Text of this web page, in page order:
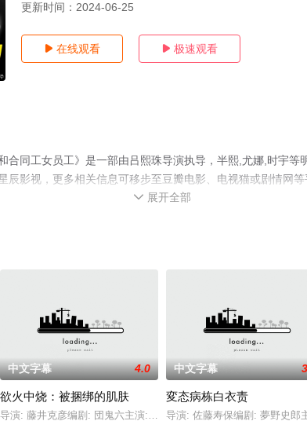
更新时间： 2024-06-25
 在线观看  极速观看
合同工女员工》是一部由吕熙珠导演执导，半熙,尤娜,时宇等
辰影视，更多相关信息可移步至豆瓣电影、电视猫或剧情网等
 展开全部
韩锡奉,詹姆斯,姜民宇,姜瑞,车明勋
中文字幕 4.0
欲火中烧：被捆绑的肌肤
导演: 藤井克彦编剧: 団鬼六主演: 谷奈绪美 / 东照美 / 风间杜夫 / 三
中文字幕
変态病栋白衣责
导演: 佐藤寿保编剧: 夢野史郎